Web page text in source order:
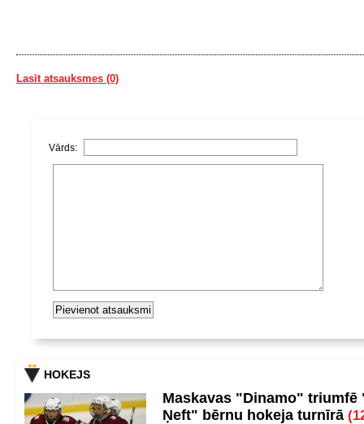
Lasīt atsauksmes (0)
Vārds:
HOKEJS
Maskavas "Dinamo" triumfē
Ņeft" bērnu hokeja turnīrā